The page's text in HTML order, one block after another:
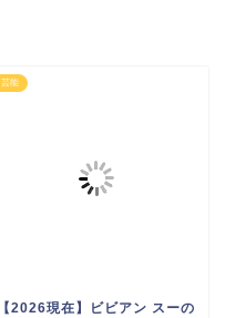
芸能
【2026現在】ビビアン スーの